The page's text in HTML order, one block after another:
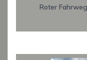
Roter